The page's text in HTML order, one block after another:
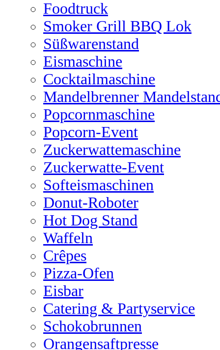
Foodtruck
Smoker Grill BBQ Lok
Süßwarenstand
Eismaschine
Cocktailmaschine
Mandelbrenner
Popcornmaschine
Popcorn-Event
Zuckerwattemaschine
Zuckerwatte-Event
Softeismaschinen
Donut-Roboter
Hot Dog Stand
Waffeln
Crêpes
Pizza-Ofen
Eisbar
Catering & Partyservice
Schokobrunnen
Orangensaftpresse